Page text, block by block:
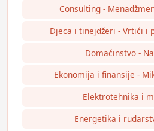
Consulting -
Djeca i tinejdžeri - Vrtići i
Domaćinstvo -
Ekonomija i finansije -
Elektrotehnika i
Energetika i